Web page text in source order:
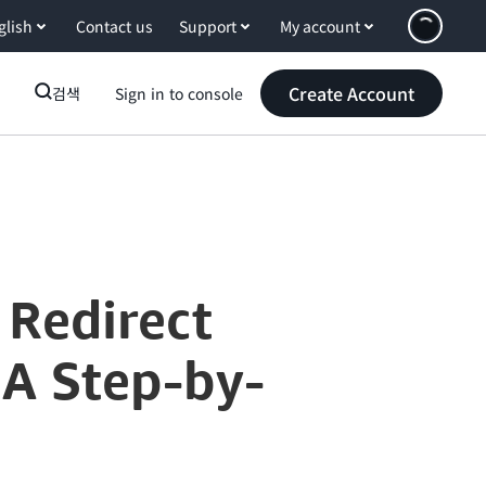
Contact us Support My account
검색 Sign in to console Create Account
Step-by-